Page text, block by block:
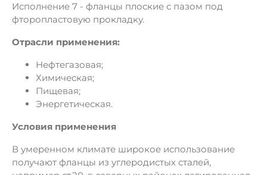
Исполнение 7 - фланцы плоские с пазом под
фторопластовую прокладку.
Отрасли применения:
Нефтегазовая;
Химическая;
Пищевая;
Энергетическая.
Условия применения
В умеренном климате широкое использование
получают фланцы из углеродистых сталей,